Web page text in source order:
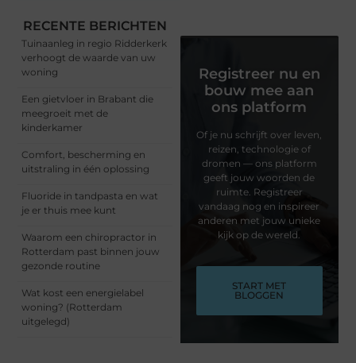
RECENTE BERICHTEN
Tuinaanleg in regio Ridderkerk
verhoogt de waarde van uw
woning
Een gietvloer in Brabant die
meegroeit met de
kinderkamer
Comfort, bescherming en
uitstraling in één oplossing
Fluoride in tandpasta en wat
je er thuis mee kunt
Waarom een chiropractor in
Rotterdam past binnen jouw
gezonde routine
Wat kost een energielabel
woning? (Rotterdam
uitgelegd)
Registreer nu en
bouw mee aan
ons platform
Of je nu schrijft over leven,
reizen, technologie of
dromen — ons platform
geeft jouw woorden de
ruimte. Registreer
vandaag nog en inspireer
anderen met jouw unieke
kijk op de wereld.
START MET
BLOGGEN